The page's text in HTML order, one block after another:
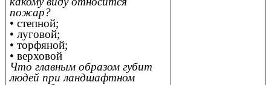
пожар?
• степной;
• луговой;
• торфяной;
• верховой
Что главным образом губит
людей при ландшафтном